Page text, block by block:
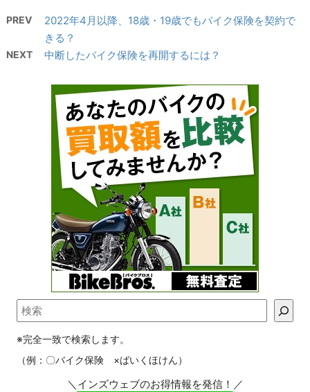
PREV
2022年4月以降、18歳・19歳でもバイク保険を契約で
きる？
NEXT 中断したバイク保険を再開するには？
※完全一致で検索します。
（例：〇バイク保険 ×ばいくほけん）
＼インズウェブのお得情報を発信！／